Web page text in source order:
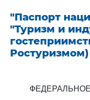
"Паспорт
"Туризм и
Ростуризмом)